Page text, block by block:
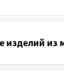
изделий из